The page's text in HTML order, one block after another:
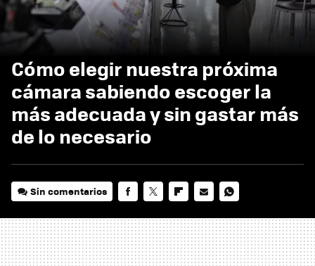
Cómo elegir nuestra próxima
cámara sabiendo escoger la
más adecuada y sin gastar más
de lo necesario
Sin comentarios
MAIL